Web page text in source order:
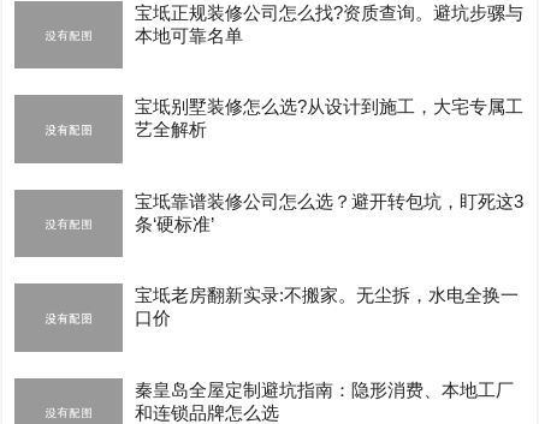
宝坻正规装修公司怎么找?资质查询。避坑步骡与
本地可靠名单
宝坻别墅装修怎么选?从设计到施工，大宅专属工
艺全解析
宝坻靠谱装修公司怎么选？避开转包坑，盯死这3
条‘硬标准’
宝坻老房翻新实录:不搬家。无尘拆，水电全换一
口价
秦皇岛全屋定制避坑指南：隐形消费、本地工厂
和连锁品牌怎么选